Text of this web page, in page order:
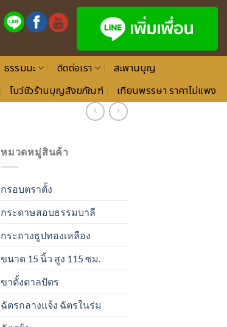
ธรรมมะ ติดต่อเรา
สะพานบุญ
โบว์ชัวร้านบุญสังฆภัณฑ์ เทียนพรรษา ราคาไม่แพง
หมวดหมู่สินค้า
กรอบตราตั้ง
กระดาษสอบธรรมบาลี
กระถางธูปทองเหลือง
ขนาด 15 นิ้ว สูง 115 ซม.
ขาตั้งตาลปัตร
ฉัตรกลางแจ้ง ฉัตรในร่ม